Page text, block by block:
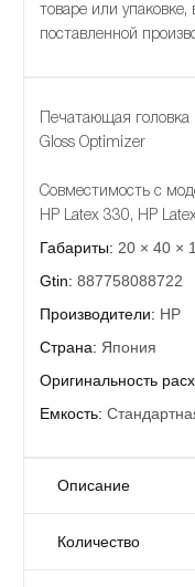
товаре или упаковке,
поставленной
Печатающая
Gloss Optimizer
Совместимость с
HP Latex 330, HP
Габариты: 20 × 40 ×
Gtin: 887758088722
Производители: HP
Страна: Япония
Оригинальность
Емкость:
Описание
Печатающая головка
Количество